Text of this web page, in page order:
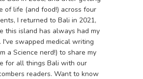
of life (and food!) across four
I returned to Bali in 2021,
this island has always had my
I've swapped medical writing
a Science nerd!) to share my
for all things Bali with our
readers. Want to know